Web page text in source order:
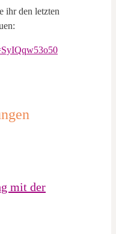
ihr den letzten
mit der